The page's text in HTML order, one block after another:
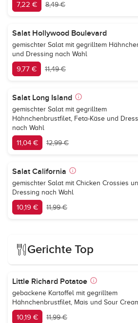
7,22 € 8,49 €
Salat Hollywood Boulevard
gemischter Salat mit gegrilltem
und Dressing nach Wahl
9,77 € 11,49 €
Salat Long Island
gemischter Salat mit gegrilltem
Hähnchenbrustfilet, Feta-Käse und
nach Wahl
11,04 € 12,99 €
Salat California
gemischter Salat mit Chicken Crossies
Dressing nach Wahl
10,19 € 11,99 €
Gerichte Top
Little Richard Potatoe
gebackene Kartoffel mit gegrilltem
Hähnchenbrustfilet, Mais und Sour
10,19 € 11,99 €